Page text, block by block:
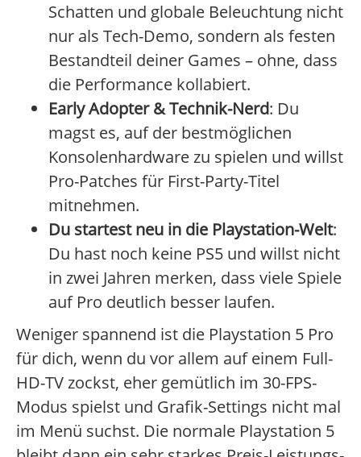
Schatten und globale Beleuchtung nicht
nur als Tech-Demo, sondern als festen
Bestandteil deiner Games – ohne, dass
die Performance kollabiert.
Early Adopter & Technik-Nerd: Du
magst es, auf der bestmöglichen
Konsolenhardware zu spielen und willst
Pro-Patches für First-Party-Titel
mitnehmen.
Du startest neu in die Playstation-Welt:
Du hast noch keine PS5 und willst nicht
in zwei Jahren merken, dass viele Spiele
auf Pro deutlich besser laufen.
Weniger spannend ist die Playstation 5 Pro
für dich, wenn du vor allem auf einem Full-
HD-TV zockst, eher gemütlich im 30-FPS-
Modus spielst und Grafik-Settings nicht mal
im Menü suchst. Die normale Playstation 5